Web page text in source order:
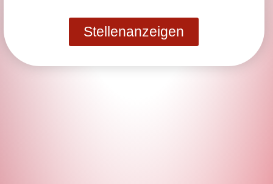
Stellenanzeigen